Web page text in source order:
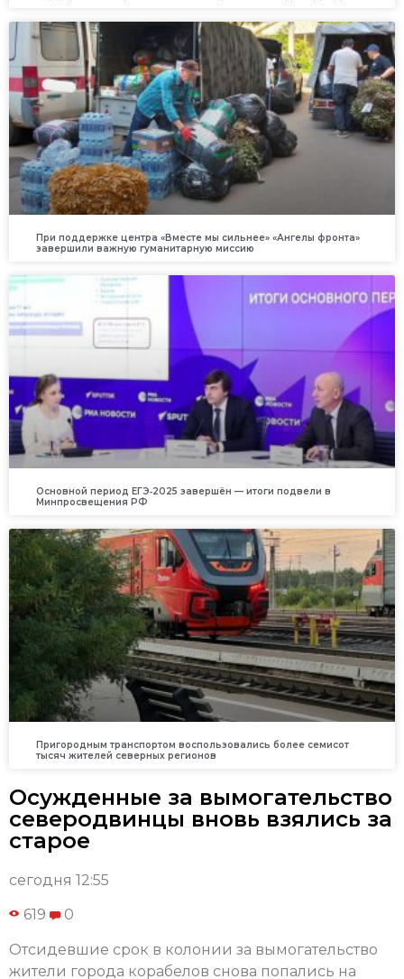
При поддержке центра «Вместе мы сильнее» «Ангелы фронта»
завершили важную гуманитарную миссию
Основной период ЕГЭ‑2025 завершён — итоги подвели в
Минпросвещения РФ
Пригородным транспортом воспользовались более семисот
тысяч жителей северных регионов
Осужденные за вымогательство
северодвинцы вновь взялись за
старое
сегодня 12:55
619 0
Отсидевшие срок в колонии за вымогательство
жители города корабелов снова попались на